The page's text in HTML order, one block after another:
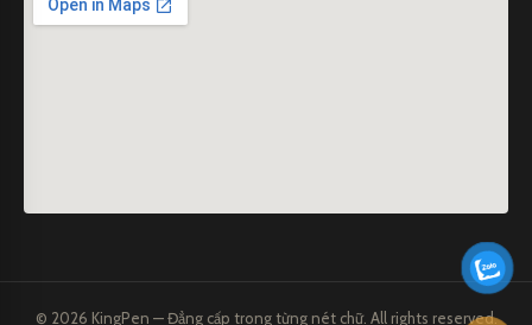
© 2026 KingPen — Đẳng cấp trong từng nét chữ. All rights reserved.